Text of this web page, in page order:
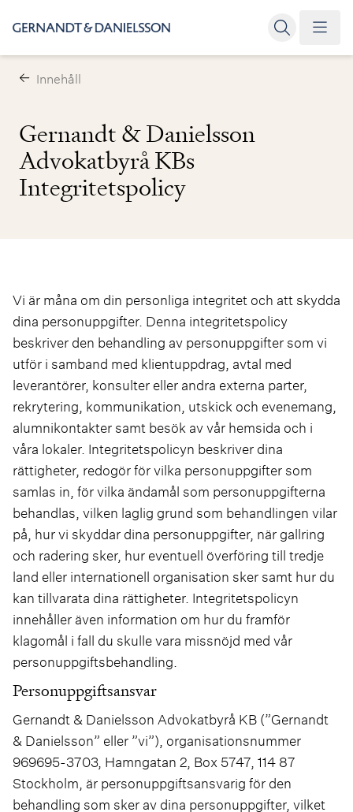
Innehåll
Gernandt & Danielsson
Advokatbyrå KBs
Integritetspolicy
Vi är måna om din personliga integritet och att skydda
dina personuppgifter. Denna integritetspolicy
beskriver den behandling av personuppgifter som vi
utför i samband med klientuppdrag, avtal med
leverantörer, konsulter eller andra externa parter,
rekrytering, kommunikation, utskick och evenemang,
alumnikontakter samt besök av vår hemsida och i
våra lokaler. Integritetspolicyn beskriver dina
rättigheter, redogör för vilka personuppgifter som
samlas in, för vilka ändamål som personuppgifterna
behandlas, vilken laglig grund som behandlingen vilar
på, hur vi skyddar dina personuppgifter, när gallring
och radering sker, hur eventuell överföring till tredje
land eller internationell organisation sker samt hur du
kan tillvarata dina rättigheter. Integritetspolicyn
innehåller även information om hur du framför
klagomål i fall du skulle vara missnöjd med vår
personuppgiftsbehandling.
Personuppgiftsansvar
Gernandt & Danielsson Advokatbyrå KB (”Gernandt
& Danielsson” eller ”vi”), organisationsnummer
969695-3703, Hamngatan 2, Box 5747, 114 87
Stockholm, är personuppgiftsansvarig för den
behandling som sker av dina personuppgifter, vilket